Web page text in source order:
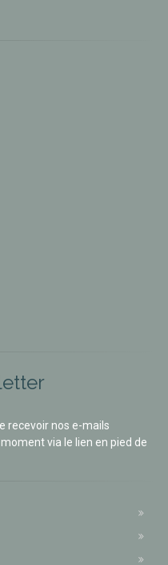
recevoir nos e-mails
via le lien en pied de